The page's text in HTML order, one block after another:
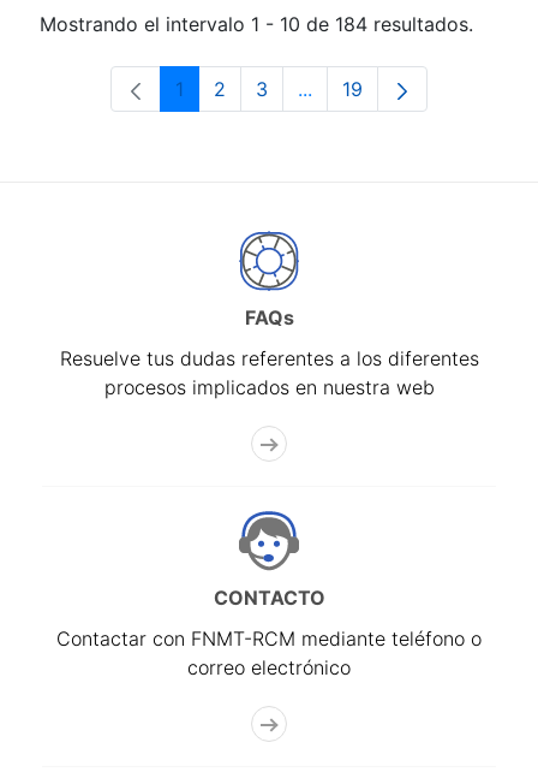
Mostrando el intervalo 1 - 10 de 184 resultados.
Página
1 Página
2 Página
3 ...Páginas intermedias Use
Página
19
FAQs
Resuelve tus dudas referentes a los diferentes
procesos implicados en nuestra web
CONTACTO
Contactar con FNMT-RCM mediante teléfono o
correo electrónico